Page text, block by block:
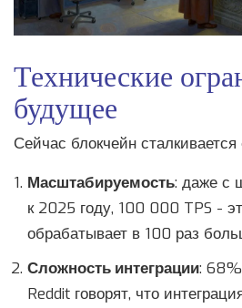
Технические
будущее
Сейчас блокчейн
Масштабируемость: даже с
к 2025 году, 100 000 TPS -
обрабатывает в 100 раз
Сложность интеграции:
Reddit говорят, что